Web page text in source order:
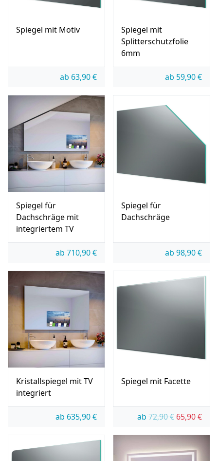
Spiegel mit Motiv
ab 63,90€
Spiegel mit
Splitterschutzfolie
6mm
ab 59,90€
Spiegel für
Dachschräge mit
integriertem TV
ab 710,90€
Spiegel für
Dachschräge
ab 98,90€
Kristallspiegel mit TV
integriert
ab 635,90€
Spiegel mit Facette
ab 72,90€ 65,90€